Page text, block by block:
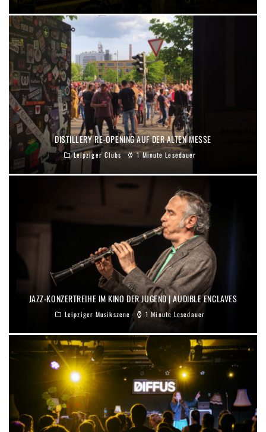
DISTILLERY RE-OPENING AUF DER ALTEN MESSE
Leipziger Clubs 1 Minute Lesedauer
JAZZ-KONZERTREIHE IM KINO DER JUGEND | AUDIBLE ENCLAVES
Leipziger Musikszene 1 Minute Lesedauer